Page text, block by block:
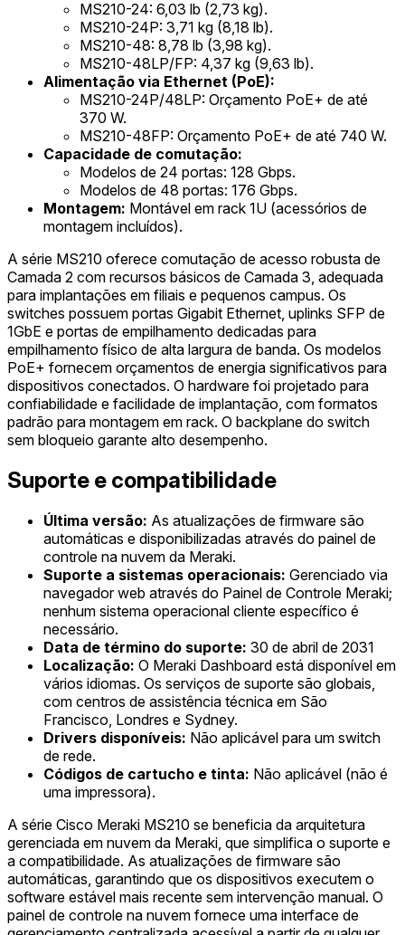
MS210-24: 6,03 lb (2,73 kg).
MS210-24P: 3,71 kg (8,18 lb).
MS210-48: 8,78 lb (3,98 kg).
MS210-48LP/FP: 4,37 kg (9,63 lb).
Alimentação via Ethernet (PoE):
MS210-24P/48LP: Orçamento PoE+ de até
370 W.
MS210-48FP: Orçamento PoE+ de até 740 W.
Capacidade de comutação:
Modelos de 24 portas: 128 Gbps.
Modelos de 48 portas: 176 Gbps.
Montagem: Montável em rack 1U (acessórios de
montagem incluídos).
A série MS210 oferece comutação de acesso robusta de
Camada 2 com recursos básicos de Camada 3, adequada
para implantações em filiais e pequenos campus. Os
switches possuem portas Gigabit Ethernet, uplinks SFP de
1GbE e portas de empilhamento dedicadas para
empilhamento físico de alta largura de banda. Os modelos
PoE+ fornecem orçamentos de energia significativos para
dispositivos conectados. O hardware foi projetado para
confiabilidade e facilidade de implantação, com formatos
padrão para montagem em rack. O backplane do switch
sem bloqueio garante alto desempenho.
Suporte e compatibilidade
Última versão: As atualizações de firmware são
automáticas e disponibilizadas através do painel de
controle na nuvem da Meraki.
Suporte a sistemas operacionais: Gerenciado via
navegador web através do Painel de Controle Meraki;
nenhum sistema operacional cliente específico é
necessário.
Data de término do suporte: 30 de abril de 2031
Localização: O Meraki Dashboard está disponível em
vários idiomas. Os serviços de suporte são globais,
com centros de assistência técnica em São
Francisco, Londres e Sydney.
Drivers disponíveis: Não aplicável para um switch
de rede.
Códigos de cartucho e tinta: Não aplicável (não é
uma impressora).
A série Cisco Meraki MS210 se beneficia da arquitetura
gerenciada em nuvem da Meraki, que simplifica o suporte e
a compatibilidade. As atualizações de firmware são
automáticas, garantindo que os dispositivos executem o
software estável mais recente sem intervenção manual. O
painel de controle na nuvem fornece uma interface de